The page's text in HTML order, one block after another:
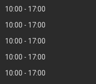
10:00
17:00
10:00
17:00
10:00
17:00
10:00
17:00
10:00
17:00